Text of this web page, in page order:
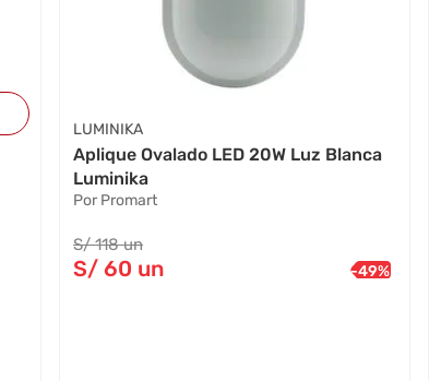
LUMINIKA
Aplique Ovalado LED 20W Luz Blanca
Luminika
Por Promart
S/118 un
S/60 un -49%